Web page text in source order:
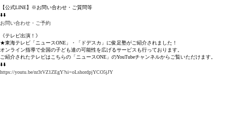
【公式LINE】※お問い合わせ・ご質問等
⬇️⬇️
お問い合わせ・ご予約
《テレビ出演！》
★東海テレビ「ニュースONE」・「ドデスカ」に俊足塾がご紹介されました！
オンライン指導で全国の子ども達の可能性を広げるサービスも行っております。
ご紹介されたテレビはこちらの「ニュースONE」のYouTubeチャンネルからご覧いただけます。
⬇️⬇️
https://youtu.be/nr3tVZ1ZEgY?si=oLshordpjYCO5jJY